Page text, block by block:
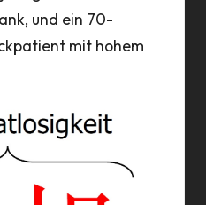
und ein 70-
mit hohem